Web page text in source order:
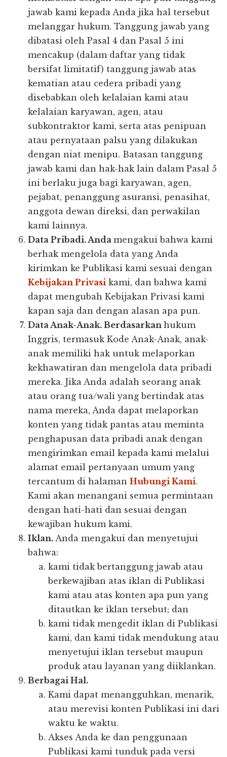
jawab kami kepada Anda jika hal tersebut
melanggar hukum. Tanggung jawab yang
dibatasi oleh Pasal 4 dan Pasal 5 ini
mencakup (dalam daftar yang tidak
bersifat limitatif) tanggung jawab atas
kematian atau cedera pribadi yang
disebabkan oleh kelalaian kami atau
kelalaian karyawan, agen, atau
subkontraktor kami, serta atas penipuan
atau pernyataan palsu yang dilakukan
dengan niat menipu. Batasan tanggung
jawab kami dan hak-hak lain dalam Pasal 5
ini berlaku juga bagi karyawan, agen,
pejabat, penanggung asuransi, penasihat,
anggota dewan direksi, dan perwakilan
kami lainnya.
Data Pribadi. Anda mengakui bahwa kami
berhak mengelola data yang Anda
kirimkan ke Publikasi kami sesuai dengan
Kebijakan Privasi kami, dan bahwa kami
dapat mengubah Kebijakan Privasi kami
kapan saja dan dengan alasan apa pun.
Data Anak-Anak. Berdasarkan hukum
Inggris, termasuk Kode Anak-Anak, anak-
anak memiliki hak untuk melaporkan
kekhawatiran dan mengelola data pribadi
mereka. Jika Anda adalah seorang anak
atau orang tua/wali yang bertindak atas
nama mereka, Anda dapat melaporkan
konten yang tidak pantas atau meminta
penghapusan data pribadi anak dengan
mengirimkan email kepada kami melalui
alamat email pertanyaan umum yang
tercantum di halaman Hubungi Kami.
Kami akan menangani semua permintaan
dengan hati-hati dan sesuai dengan
kewajiban hukum kami.
Iklan. Anda mengakui dan menyetujui
bahwa:
kami tidak bertanggung jawab atau
berkewajiban atas iklan di Publikasi
kami atau atas konten apa pun yang
ditautkan ke iklan tersebut; dan
kami tidak mengedit iklan di Publikasi
kami, dan kami tidak mendukung atau
menyetujui iklan tersebut maupun
produk atau layanan yang diiklankan.
Berbagai Hal.
Kami dapat menangguhkan, menarik,
atau merevisi konten Publikasi ini dari
waktu ke waktu.
Akses Anda ke dan penggunaan
Publikasi kami tunduk pada versi